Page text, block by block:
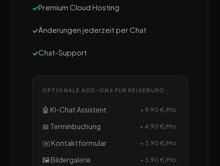
Premium Cloud Hosting
Änderungen jederzeit per Chat
Chat-Support
OPTIONALE ADD-ONS FÜR REISEBÜRO
🤖 KI-Chat Assistent + 9,90 €/Mo.
📅 Terminbuchung + 4,90 €/Mo.
✉️ Kontaktformular + 3,90 €/Mo.
🖼️ Bildergalerie + 3,90 €/Mo.